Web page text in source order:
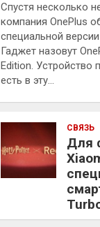
Спустя несколько
компания OnePlus
специальной
Гаджет назовут
Edition. Устройство
есть в эту…
СВЯЗЬ
Для